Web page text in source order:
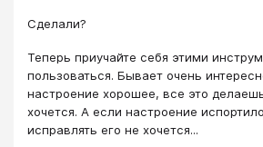
Сделали?
Теперь приучайте себя этими
пользоваться. Бывает очень
настроение хорошее, все это
хочется. А если настроение
исправлять его не хочется...